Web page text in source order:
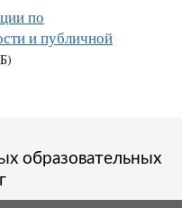
по
и публичной
образовательных